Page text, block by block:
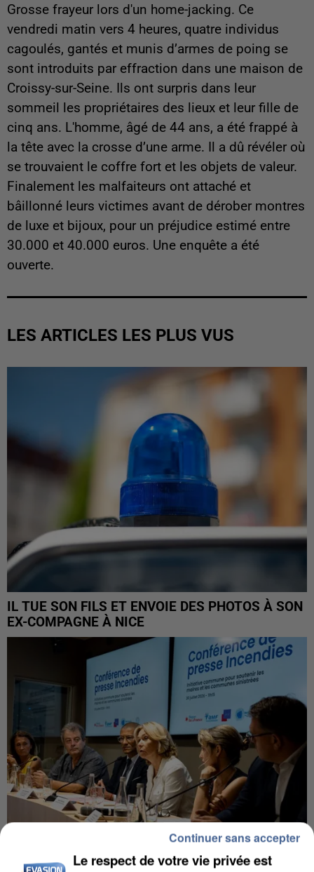
Grosse frayeur lors d'un home-jacking. Ce
vendredi matin vers 4 heures, quatre individus
cagoulés, gantés et munis d’armes de poing se
sont introduits par effraction dans une maison de
Croissy-sur-Seine. Ils ont surpris dans leur
sommeil les propriétaires des lieux et leur fille de
cinq ans. L'homme, âgé de 44 ans, a été frappé à
la tête avec la crosse d’une arme. Il a dû révéler où
se trouvaient le coffre fort et les objets de valeur.
Finalement les malfaiteurs ont attaché et
bâillonné leurs victimes avant de dérober montres
de luxe et bijoux, pour un préjudice estimé entre
30.000 et 40.000 euros. Une enquête a été
ouverte.
LES ARTICLES LES PLUS VUS
IL TUE SON FILS ET ENVOIE DES PHOTOS À SON
EX-COMPAGNE À NICE
Le respect de votre vie privée est
Continuer sans accepter